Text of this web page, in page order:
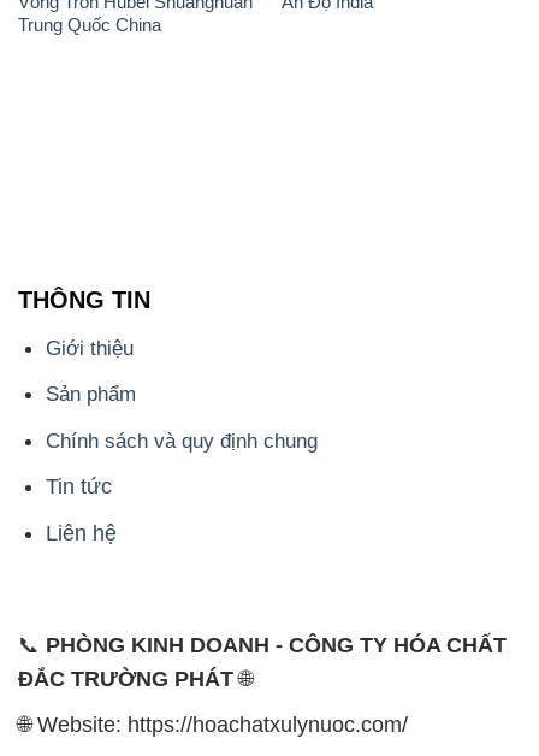
Trung Quốc China
THÔNG TIN
Giới thiệu
Sản phẩm
Chính sách và quy định chung
Tin tức
Liên hệ
📞 PHÒNG KINH DOANH - CÔNG TY HÓA CHẤT
ĐẮC TRƯỜNG PHÁT🌐
🌐 Website: https://hoachatxulynuoc.com/